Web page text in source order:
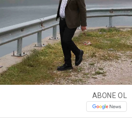
ABONE OL